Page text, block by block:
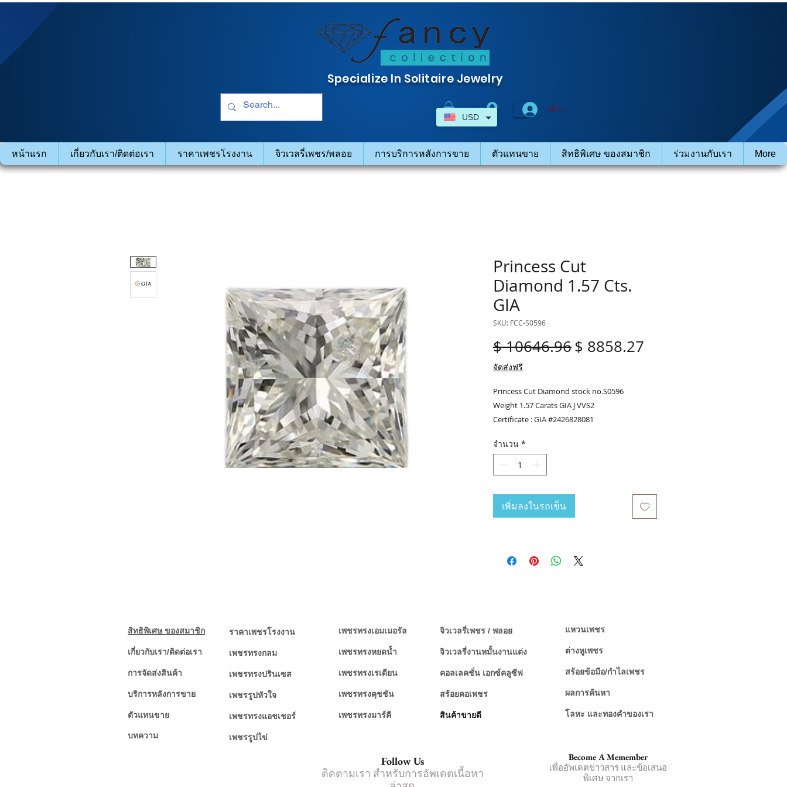
Specialize In Solitaire Jewelry
เข้าสู่ระบบ
Princess Cut
Diamond 1.57 Cts.
GIA
SKU: FCC-S0596
$ 10646.96ราคา
$ 8858.27
จัดส่งฟรี
Princess Cut Diamond stock no.S0596
Weight 1.57 Carats GIA J VVS2
Certificate : GIA #2426828081
Contact us
Tel.(+66) 86-378-0021, Tel.(+66) 81-700-6526
Line official : @fancycollection.co
จำนวน *
เพิ่มลงในรถเข็น
หน้าแรก เกี่ยวกับเรา/ติดต่อเรา ราคาเพชรโรงงาน จิวเวลรี่เพชร/พลอย การบริการหลังการขาย ตัวแทนขาย สิทธิพิเศษ ของสมาชิก ร่วมงานกับเรา More
สิทธิพิเศษ ของสมาชิก
เกี่ยวกับเรา/ติดต่อเรา
การจัดส่งสินค้า
บริการหลังการขาย
ตัวแทนขาย
บทความ
ราคาเพชรโรงงาน
เพชรทรงกลม
เพชรทรงปรินเซส
เพชรรูปหัวใจ
เพชรทรงแอชเชอร์
เพชรรูปไข่
เพชรทรงเอมเมอรัล
เพชรทรงหยดน้ำ
เพชรทรงเรเดียน
เพชรทรงคุชชัน
เพชรทรงมาร์คี
จิวเวลรี่เพชร / พลอย
จิวเวลรี่งานหมั้นงานแต่ง
คอลเลคชั่น เอกซ์คลูซีฟ
สร้อยคอเพชร
สินค้าขายดี
แหวนเพชร
ต่างหูเพชร
สร้อยข้อมือ/กำไลเพชร
ผลการค้นหา
โลหะ และทองคำของเรา
Follow Us
ติดตามเรา สำหรับการอัพเดตเนื้อหา
Become A Memember
เพื่ออัพเดตข่าวสาร และข้อเสนอ
พิเศษ จากเรา
USD